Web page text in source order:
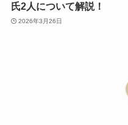
氏2人について解説！
2026年3月26日